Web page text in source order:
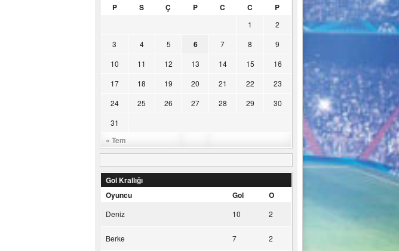
P
S Ç P C C P
« Tem
1
2
3
4 5 6 7 8
9
10
11 12 13 14 15
16
17
18 19 20 21 22
23
24
25 26 27 28 29
30
31
Gol Krallığı
Oyuncu
Gol O
Deniz 10 2
Berke 7 2